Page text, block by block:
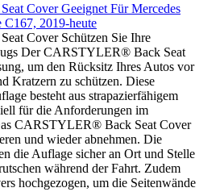
Cover Geeignet Für Mercedes
2019-heute
Cover Schützen Sie Ihre
Der CARSTYLER® Back Seat
um den Rücksitz Ihres Autos vor
Kratzern zu schützen. Diese
besteht aus strapazierfähigem
für die Anforderungen im
CARSTYLER® Back Seat Cover
und wieder abnehmen. Die
die Auflage sicher an Ort und Stelle
während der Fahrt. Zudem
hochgezogen, um die Seitenwände